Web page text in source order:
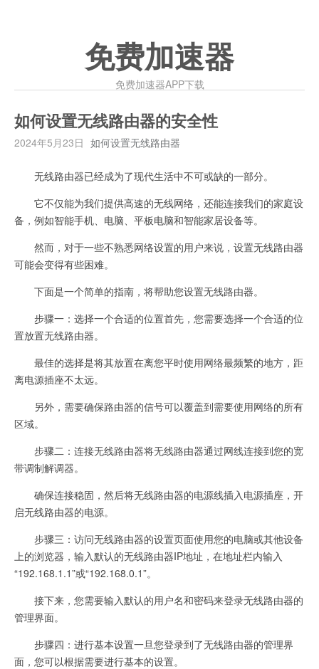
免费加速器
免费加速器APP下载
如何设置无线路由器的安全性
2024年5月23日 如何设置无线路由器
无线路由器已经成为了现代生活中不可或缺的一部分。
它不仅能为我们提供高速的无线网络，还能连接我们的家庭设
备，例如智能手机、电脑、平板电脑和智能家居设备等。
然而，对于一些不熟悉网络设置的用户来说，设置无线路由器
可能会变得有些困难。
下面是一个简单的指南，将帮助您设置无线路由器。
步骤一：选择一个合适的位置首先，您需要选择一个合适的位
置放置无线路由器。
最佳的选择是将其放置在离您平时使用网络最频繁的地方，距
离电源插座不太远。
另外，需要确保路由器的信号可以覆盖到需要使用网络的所有
区域。
步骤二：连接无线路由器将无线路由器通过网线连接到您的宽
带调制解调器。
确保连接稳固，然后将无线路由器的电源线插入电源插座，开
启无线路由器的电源。
步骤三：访问无线路由器的设置页面使用您的电脑或其他设备
上的浏览器，输入默认的无线路由器IP地址，在地址栏内输入
“192.168.1.1”或“192.168.0.1”。
接下来，您需要输入默认的用户名和密码来登录无线路由器的
管理界面。
步骤四：进行基本设置一旦您登录到了无线路由器的管理界
面，您可以根据需要进行基本的设置。